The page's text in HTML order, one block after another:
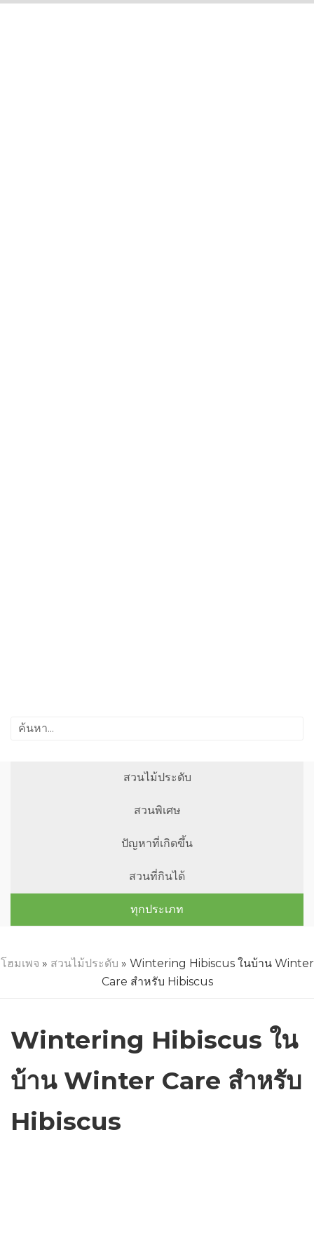
สวนไม้ประดับ
สวนพิเศษ
ปัญหาที่เกิดขึ้น
สวนที่กินได้
ทุกประเภท
โฮมเพจ » สวนไม้ประดับ » Wintering Hibiscus ในบ้าน Winter
Care สำหรับ Hibiscus
Wintering Hibiscus ใน
บ้าน Winter Care สำหรับ
Hibiscus